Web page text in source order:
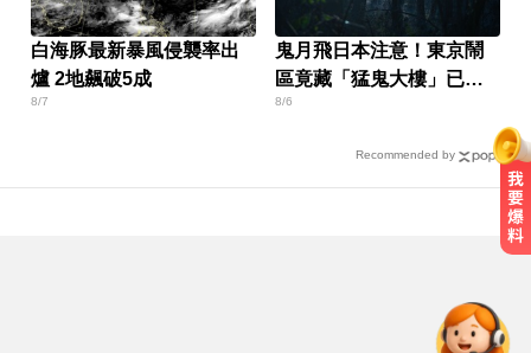
白海豚最新暴風侵襲率出
爐 2地飆破5成
8/7
鬼月飛日本注意！東京鬧
區竟藏「猛鬼大樓」已奪
14命
8/6
Recommended by